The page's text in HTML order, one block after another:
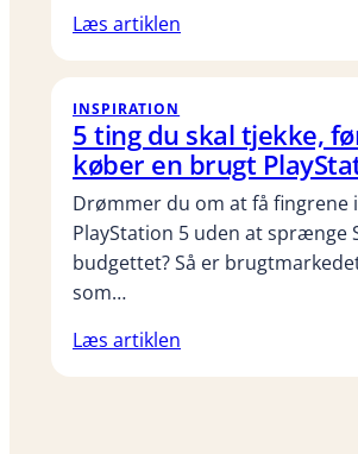
Læs artiklen
INSPIRATION
5 ting du skal tjekke,
køber en brugt
Drømmer du om at få fingrene
PlayStation 5 uden at sprænge
budgettet? Så er
som…
Læs artiklen